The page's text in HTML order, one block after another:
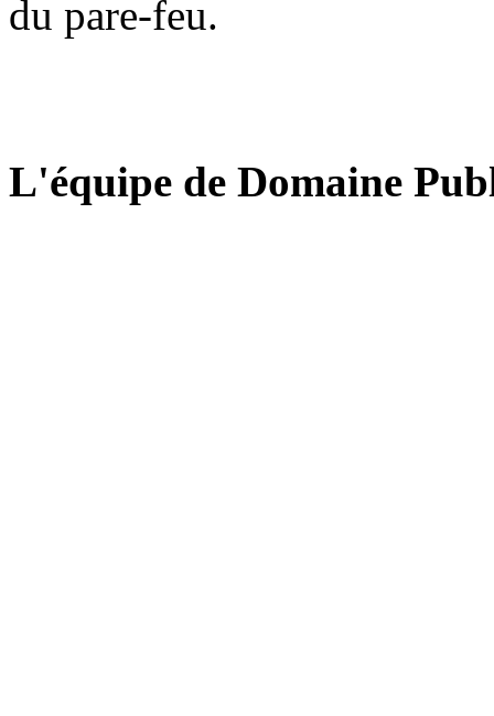
du pare-feu.
L'équipe de Domaine